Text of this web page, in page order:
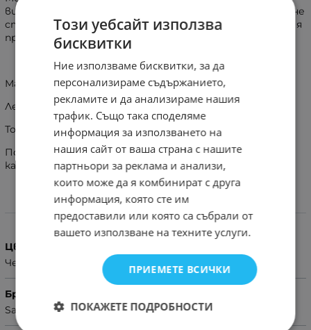
висококачествен алуминий и устойчиво на надраскване
стъкло, алуминиевият пръстен уплътнява лещата и я
предпазва от прах и вода!
Материал на продукта: Метал и закалено стъкло
Лесен монтаж и демонтаж
Точно и прецизно напасване върху обектива
Подходящи за калъфи, всички ваши съществуващи
калъфи ще паснат и ще останат използваеми
Характеристики
Цвят
Черен
Бранд
Samsung
Този уебсайт използва
бисквитки
Ние използваме бисквитки, за да
персонализираме съдържанието,
рекламите и да анализираме нашия
трафик. Също така споделяме
информация за използването на
нашия сайт от ваша страна с нашите
партньори за реклама и анализи,
които може да я комбинират с друга
информация, която сте им
предоставили или която са събрали от
вашето използване на техните услуги.
ПРИЕМЕТЕ ВСИЧКИ
ПОКАЖЕТЕ ПОДРОБНОСТИ